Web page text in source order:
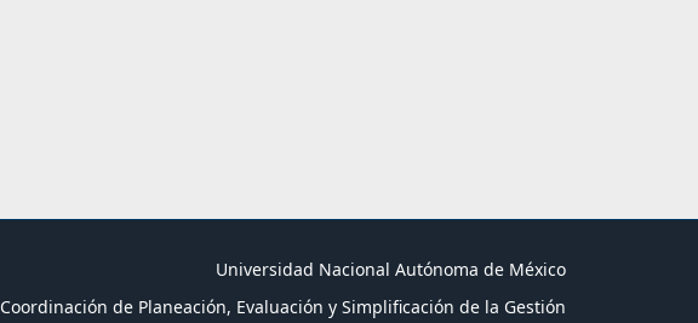
Universidad Nacional Autónoma de México
Coordinación de Planeación, Evaluación y Simplificación de la Gestión